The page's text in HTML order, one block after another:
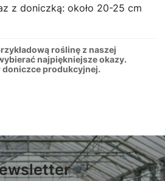
z doniczką: około 20-25 cm
roślinę z naszej
najpiękniejsze okazy.
doniczce produkcyjnej.